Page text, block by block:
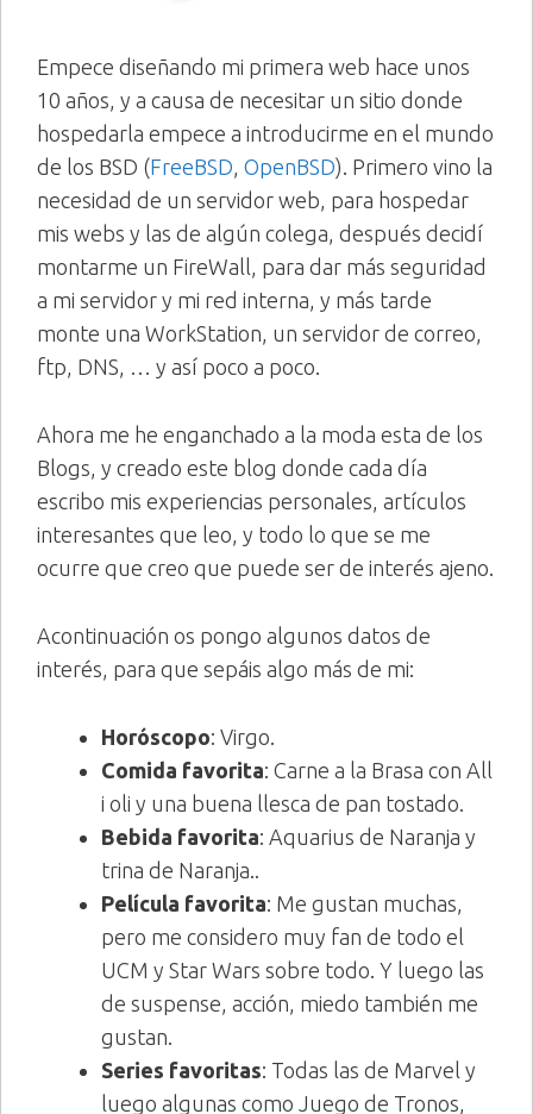
Empece diseñando mi primera web hace unos
10 años, y a causa de necesitar un sitio donde
hospedarla empece a introducirme en el mundo
de los BSD (FreeBSD, OpenBSD). Primero vino la
necesidad de un servidor web, para hospedar
mis webs y las de algún colega, después decidí
montarme un FireWall, para dar más seguridad
a mi servidor y mi red interna, y más tarde
monte una WorkStation, un servidor de correo,
ftp, DNS, … y así poco a poco.
Ahora me he enganchado a la moda esta de los
Blogs, y creado este blog donde cada día
escribo mis experiencias personales, artículos
interesantes que leo, y todo lo que se me
ocurre que creo que puede ser de interés ajeno.
Acontinuación os pongo algunos datos de
interés, para que sepáis algo más de mi:
Horóscopo: Virgo.
Comida favorita: Carne a la Brasa con All
i oli y una buena llesca de pan tostado.
Bebida favorita: Aquarius de Naranja y
trina de Naranja..
Película favorita: Me gustan muchas,
pero me considero muy fan de todo el
UCM y Star Wars sobre todo. Y luego las
de suspense, acción, miedo también me
gustan.
Series favoritas: Todas las de Marvel y
luego algunas como Juego de Tronos,